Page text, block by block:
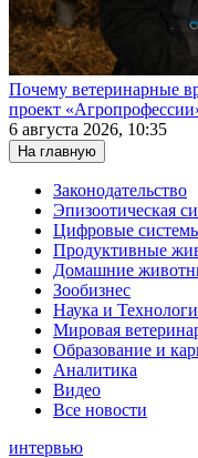
Почему ветеринарные
проект
6 августа 2026, 10:35
На главную
Законодательство
Эпизоотическая
Цифровые
Продуктивные
Домашние
Зообизнес
Наука и
Мировая
Образование и
Аналитика
Видео
Все новости
интервью